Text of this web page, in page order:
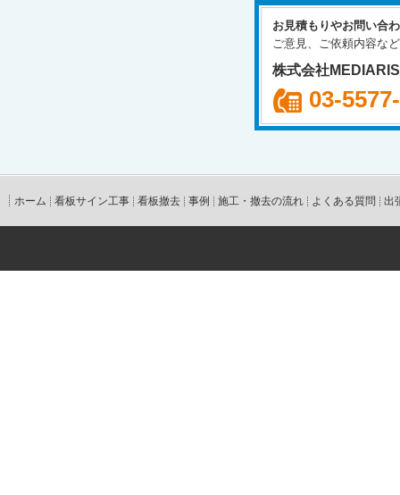
お見積もりやお問い合
ご意見、ご依頼内容な
株式会社
03-
ホーム 看板サイン工事 看板撤去 事例 施工・撤去の流れ よくある質問 出